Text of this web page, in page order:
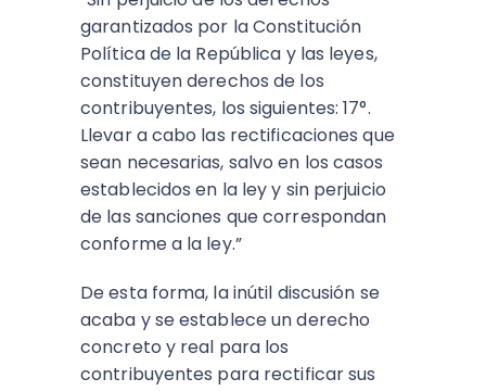
garantizados por la Constitución
Política de la República y las leyes,
constituyen derechos de los
contribuyentes, los siguientes: 17°.
Llevar a cabo las rectificaciones que
sean necesarias, salvo en los casos
establecidos en la ley y sin perjuicio
de las sanciones que correspondan
conforme a la ley.”
De esta forma, la inútil discusión se
acaba y se establece un derecho
concreto y real para los
contribuyentes para rectificar sus